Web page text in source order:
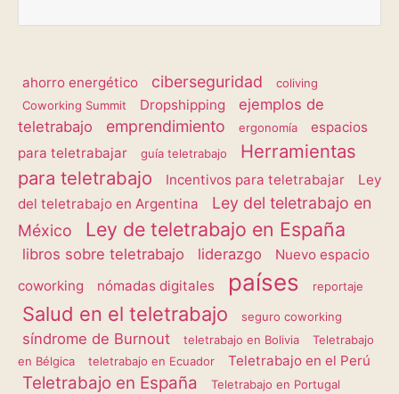
ahorro energético ciberseguridad
coliving
Coworking Summit
Dropshipping
ejemplos de
teletrabajo
emprendimiento ergonomía
espacios
para teletrabajar
guía teletrabajo
Herramientas
para teletrabajo
Incentivos para teletrabajar
Ley
del teletrabajo en Argentina
Ley del teletrabajo en
México
Ley de teletrabajo en España
libros sobre teletrabajo liderazgo
Nuevo espacio
coworking
nómadas digitales países reportaje
Salud en el teletrabajo seguro coworking
síndrome de Burnout teletrabajo en Bolivia
Teletrabajo
en Bélgica
teletrabajo en Ecuador Teletrabajo en el Perú
Teletrabajo en España
Teletrabajo en Portugal